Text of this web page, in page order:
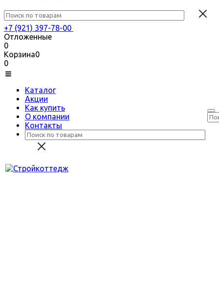
+7 (921) 397-78-00
Отложенные
0
Корзина0
0
Каталог
Акции
Как купить
О компании
Контакты